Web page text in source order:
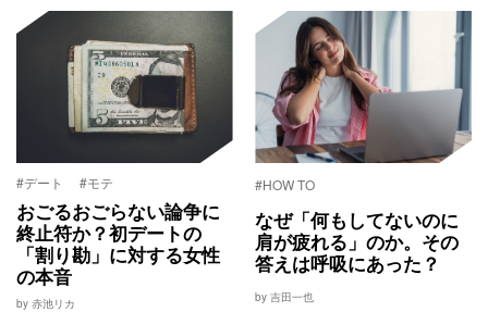
#デート #モテ
おごるおごらない論争に
終止符か？初デートの
「割り勘」に対する女性
の本音
by 赤池リカ
#HOW TO
なぜ「何もしてないのに
肩が疲れる」のか。その
答えは呼吸にあった？
by 吉田一也